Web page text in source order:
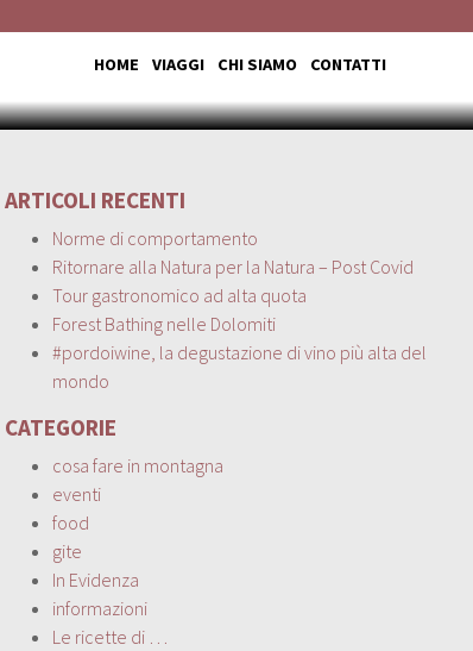
HOME VIAGGI CHI SIAMO CONTATTI
ARTICOLI RECENTI
Norme di comportamento
Ritornare alla Natura per la Natura – Post Covid
Tour gastronomico ad alta quota
Forest Bathing nelle Dolomiti
#pordoiwine, la degustazione di vino più alta del
mondo
CATEGORIE
cosa fare in montagna
eventi
food
gite
In Evidenza
informazioni
Le ricette di …